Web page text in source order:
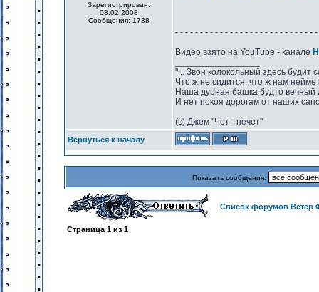
Зарегистрирован:
08.02.2008
Сообщения: 1738
- - - - - - - - - - - - - - - - - - - - - - - - - - - - -
Видео взято на YouTube - канале
"... Звон колокольный здесь будит
Что ж не сидится, что ж нам
Наша дурная башка будто вечный
И нет покоя дорогам от наших
(с) Джем "Чет - нечет"
Вернуться к началу
Показать сообщения:
Список форумов Ветер
Страница 1 из 1